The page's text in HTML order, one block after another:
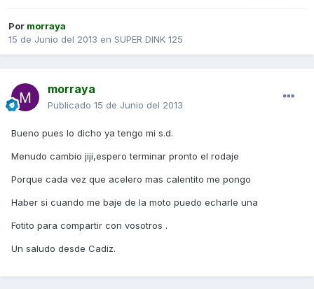
Por morraya
15 de Junio del 2013 en SUPER DINK 125
morraya
Publicado 15 de Junio del 2013
Bueno pues lo dicho ya tengo mi s.d.
Menudo cambio jiji,espero terminar pronto el rodaje
Porque cada vez que acelero mas calentito me pongo
Haber si cuando me baje de la moto puedo echarle una
Fotito para compartir con vosotros .
Un saludo desde Cadiz.